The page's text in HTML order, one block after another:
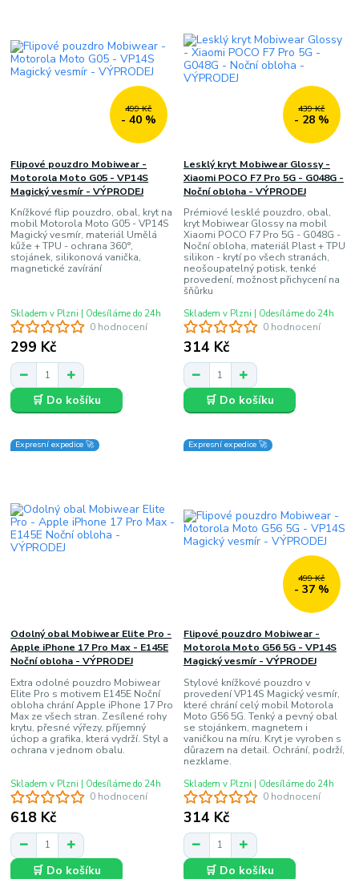
499 Kč
- 40 %
0 hodnocení
Flipové pouzdro Mobiwear -
Motorola Moto G05 - VP14S
Magický vesmír - VÝPRODEJ
Knížkové flip pouzdro, obal, kryt na
mobil Motorola Moto G05 - VP14S
Magický vesmír, materiál Umělá
kůže + TPU - ochrana 360°,
stojánek, silikonová vanička,
magnetické zavírání
299 Kč
Skladem v Plzni | Odesíláme do 24h
🛒 Do košíku
439 Kč
- 28 %
0 hodnocení
Lesklý kryt Mobiwear Glossy -
Xiaomi POCO F7 Pro 5G - G048G -
Noční obloha - VÝPRODEJ
Prémiové lesklé pouzdro, obal,
kryt Mobiwear Glossy na mobil
Xiaomi POCO F7 Pro 5G - G048G -
Noční obloha, materiál Plast + TPU
silikon - krytí po všech stranách,
neošoupatelný potisk, tenké
provedení, možnost přichycení na
šňůrku
314 Kč
Skladem v Plzni | Odesíláme do 24h
🛒 Do košíku
Expresní expedice 🚀
0 hodnocení
Odolný obal Mobiwear Elite Pro -
Apple iPhone 17 Pro Max - E145E
Noční obloha - VÝPRODEJ
Extra odolné pouzdro Mobiwear
Elite Pro s motivem E145E Noční
obloha chrání Apple iPhone 17 Pro
Max ze všech stran. Zesílené rohy
krytu, přesné výřezy, příjemný
úchop a grafika, která vydrží. Styl a
ochrana v jednom obalu.
618 Kč
Skladem v Plzni | Odesíláme do 24h
🛒 Do košíku
Expresní expedice 🚀
499 Kč
- 37 %
0 hodnocení
Flipové pouzdro Mobiwear -
Motorola Moto G56 5G - VP14S
Magický vesmír - VÝPRODEJ
Stylové knížkové pouzdro v
provedení VP14S Magický vesmír,
které chrání celý mobil Motorola
Moto G56 5G. Tenký a pevný obal
se stojánkem, magnetem i
vaničkou na míru. Kryt je vyroben s
důrazem na detail. Ochrání, podrží,
nezklame.
314 Kč
Skladem v Plzni | Odesíláme do 24h
🛒 Do košíku